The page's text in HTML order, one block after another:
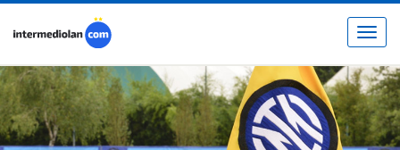
Toggle